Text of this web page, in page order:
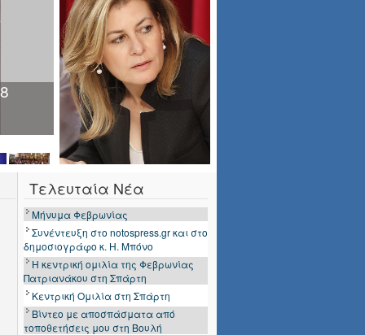
Τελευταία Νέα
Μήνυμα Φεβρωνίας
Συνέντευξη στο notospress.gr και στο
δημοσιογράφο κ. Η. Μπόνο
Η κεντρική ομιλία της Φεβρωνίας
Πατριανάκου στη Σπάρτη
Κεντρική Ομιλία στη Σπάρτη
Βίντεο με αποσπάσματα από
τοποθετήσεις μου στη Βουλή